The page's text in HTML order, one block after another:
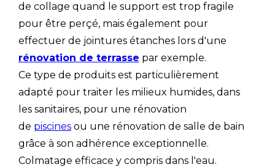
de collage quand le support est trop fragile
pour être perçé, mais également pour
effectuer de jointures étanches lors d'une
rénovation de terrasse par exemple.
Ce type de produits est particulièrement
adapté pour traiter les milieux humides, dans
les sanitaires, pour une rénovation
de piscines ou une rénovation de salle de bain
grâce à son adhérence exceptionnelle.
Colmatage efficace y compris dans l'eau.